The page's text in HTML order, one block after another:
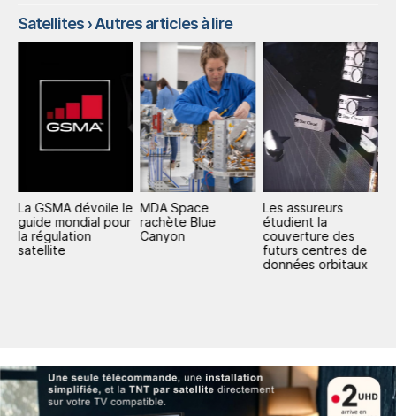
Satellites› Autres articles à lire
La GSMA dévoile le
guide mondial pour
la régulation
satellite
MDA Space
rachète Blue
Canyon
Les assureurs
étudient la
couverture des
futurs centres de
données orbitaux